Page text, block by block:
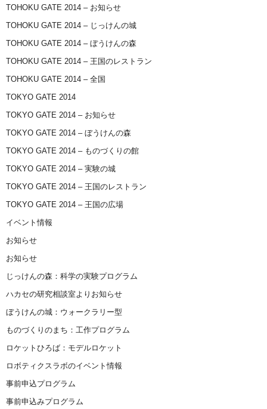
TOHOKU GATE 2014 – お知らせ
TOHOKU GATE 2014 – じっけんの城
TOHOKU GATE 2014 – ぼうけんの森
TOHOKU GATE 2014 – 王国のレストラン
TOHOKU GATE 2014 – 全国
TOKYO GATE 2014
TOKYO GATE 2014 – お知らせ
TOKYO GATE 2014 – ぼうけんの森
TOKYO GATE 2014 – ものづくりの館
TOKYO GATE 2014 – 実験の城
TOKYO GATE 2014 – 王国のレストラン
TOKYO GATE 2014 – 王国の広場
イベント情報
お知らせ
お知らせ
じっけんの森：科学の実験プログラム
ハカセの研究相談室よりお知らせ
ぼうけんの城：ウォークラリー型
ものづくりのまち：工作プログラム
ロケットひろば：モデルロケット
ロボティクスラボのイベント情報
事前申込プログラム
事前申込みプログラム